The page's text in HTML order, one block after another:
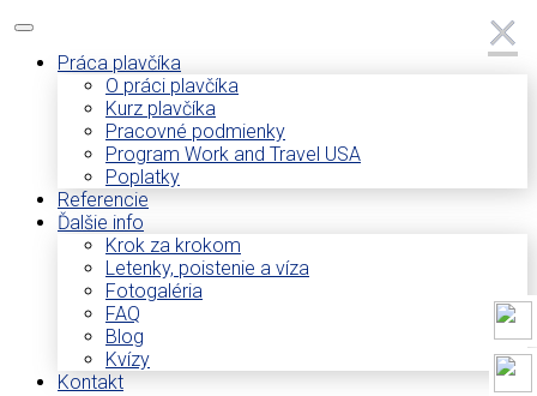
Práca plavčíka
O práci plavčíka
Kurz plavčíka
Pracovné podmienky
Program Work and Travel USA
Poplatky
Referencie
Ďalšie info
Krok za krokom
Letenky, poistenie a víza
Fotogaléria
FAQ
Blog
Kvízy
Kontakt
×
×